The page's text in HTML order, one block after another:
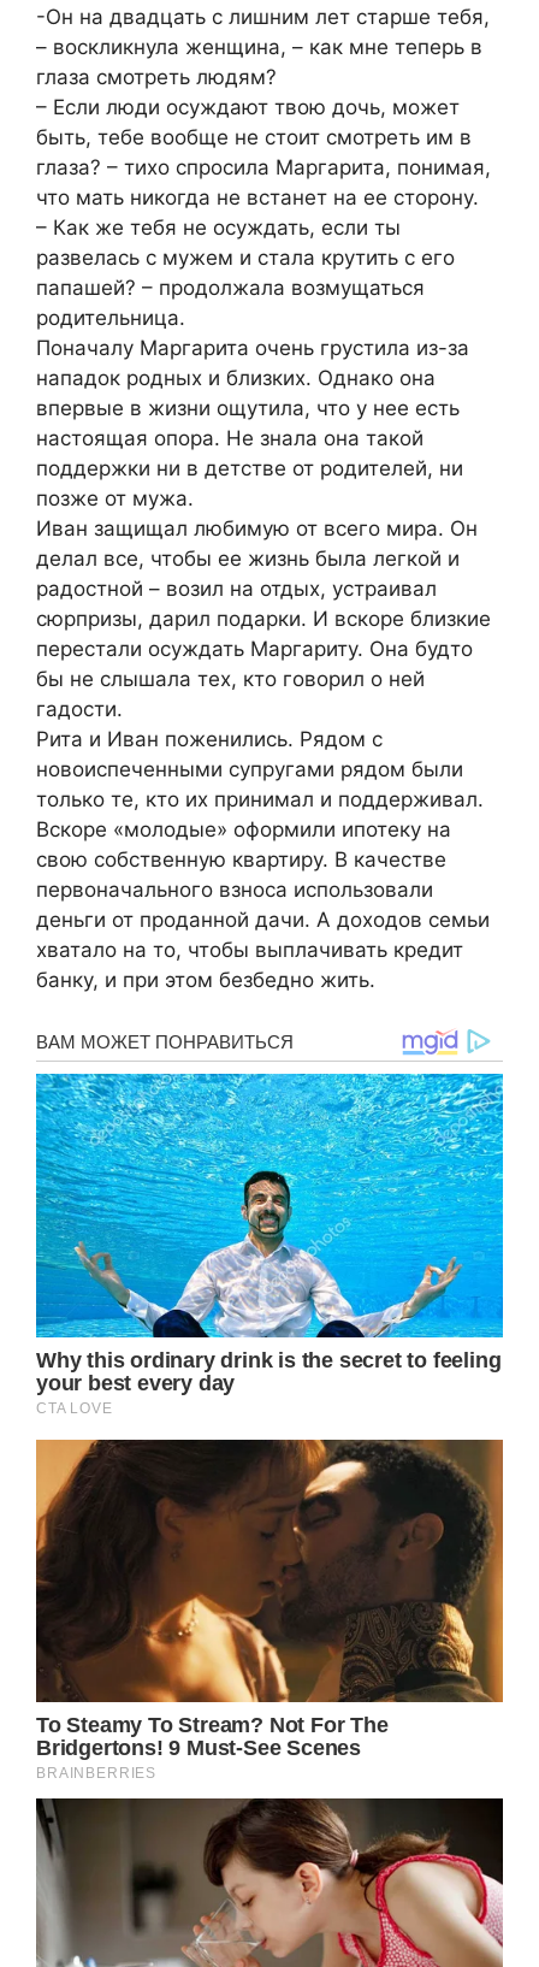
-Он на двадцать с лишним лет старше тебя,
– воскликнула женщина, – как мне теперь в
глаза смотреть людям?
– Если люди осуждают твою дочь, может
быть, тебе вообще не стоит смотреть им в
глаза? – тихо спросила Маргарита, понимая,
что мать никогда не встанет на ее сторону.
– Как же тебя не осуждать, если ты
развелась с мужем и стала крутить с его
папашей? – продолжала возмущаться
родительница.
Поначалу Маргарита очень грустила из-за
нападок родных и близких. Однако она
впервые в жизни ощутила, что у нее есть
настоящая опора. Не знала она такой
поддержки ни в детстве от родителей, ни
позже от мужа.
Иван защищал любимую от всего мира. Он
делал все, чтобы ее жизнь была легкой и
радостной – возил на отдых, устраивал
сюрпризы, дарил подарки. И вскоре близкие
перестали осуждать Маргариту. Она будто
бы не слышала тех, кто говорил о ней
гадости.
Рита и Иван поженились. Рядом с
новоиспеченными супругами рядом были
только те, кто их принимал и поддерживал.
Вскоре «молодые» оформили ипотеку на
свою собственную квартиру. В качестве
первоначального взноса использовали
деньги от проданной дачи. А доходов семьи
хватало на то, чтобы выплачивать кредит
банку, и при этом безбедно жить.